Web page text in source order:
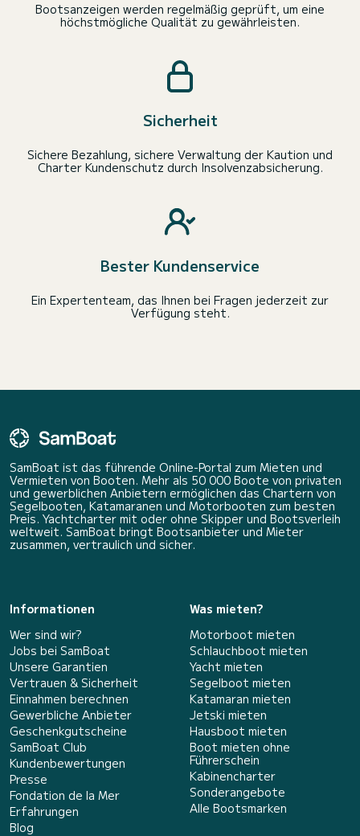
Bootsanzeigen werden regelmäßig geprüft, um eine
höchstmögliche Qualität zu gewährleisten.
Sicherheit
Sichere Bezahlung, sichere Verwaltung der Kaution und
Charter Kundenschutz durch Insolvenzabsicherung.
Bester Kundenservice
Ein Expertenteam, das Ihnen bei Fragen jederzeit zur
Verfügung steht.
SamBoat ist das führende Online-Portal zum Mieten und
Vermieten von Booten. Mehr als 50 000 Boote von privaten
und gewerblichen Anbietern ermöglichen das Chartern von
Segelbooten, Katamaranen und Motorbooten zum besten
Preis. Yachtcharter mit oder ohne Skipper und Bootsverleih
weltweit. SamBoat bringt Bootsanbieter und Mieter
zusammen, vertraulich und sicher.
Informationen
Wer sind wir?
Jobs bei SamBoat
Unsere Garantien
Vertrauen & Sicherheit
Einnahmen berechnen
Gewerbliche Anbieter
Geschenkgutscheine
SamBoat Club
Kundenbewertungen
Presse
Fondation de la Mer
Erfahrungen
Blog
Was mieten?
Motorboot mieten
Schlauchboot mieten
Yacht mieten
Segelboot mieten
Katamaran mieten
Jetski mieten
Hausboot mieten
Boot mieten ohne
Führerschein
Kabinencharter
Sonderangebote
Alle Bootsmarken